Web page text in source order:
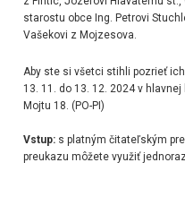
starostu obce Ing. Petrovi
Vašekovi z Mojzesova.
Aby ste si všetci stihli pozrieť
13. 11. do 13. 12. 2024 v
Mojtu 18. (PO-PI)
Vstup: s platným čitateľským
preukazu môžete využiť